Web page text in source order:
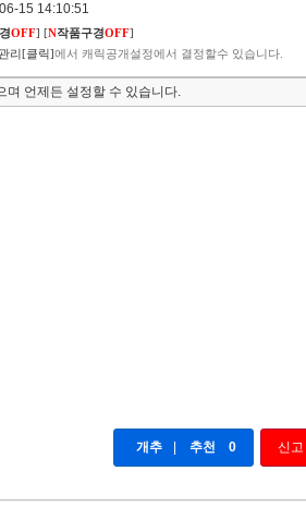
15 14:10:51
OFF] [N작품구경OFF]
리[클릭]에서 캐릭공개설정에서 결정할수 있습니다.
며 언제든 설정할 수 있습니다.
개추 추천 0 신고